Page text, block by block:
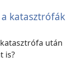
a katasztrófák
után
is?